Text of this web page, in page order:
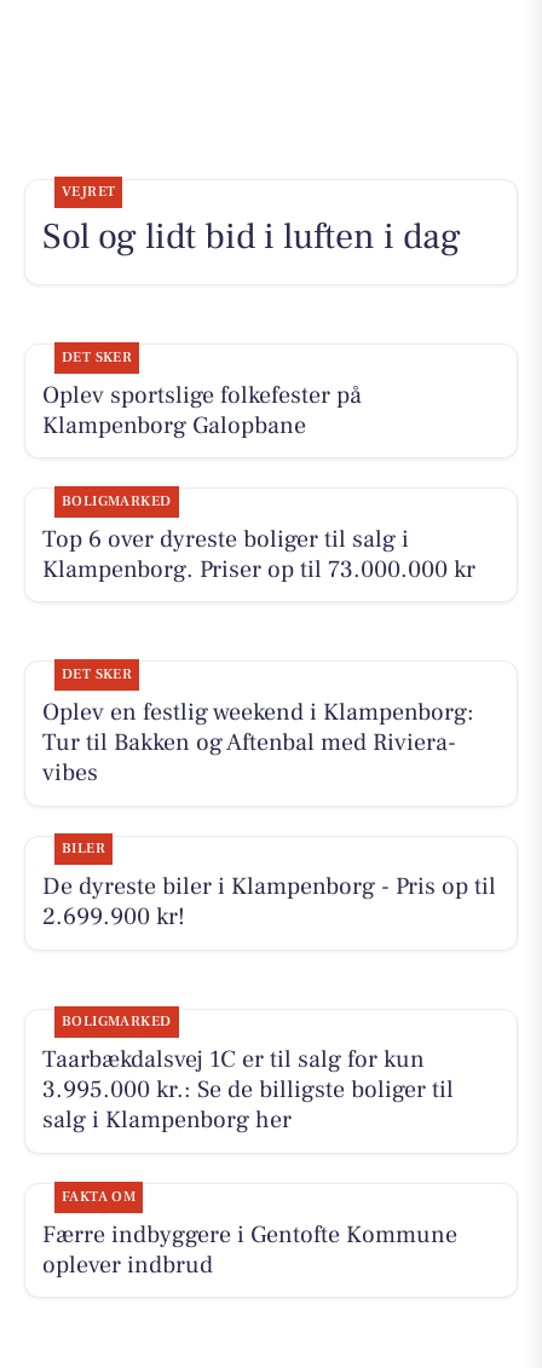
VEJRET
Sol og lidt bid i luften i dag
DET SKER
Oplev sportslige folkefester på
Klampenborg Galopbane
BOLIGMARKED
Top 6 over dyreste boliger til salg i
Klampenborg. Priser op til 73.000.000 kr
DET SKER
Oplev en festlig weekend i Klampenborg:
Tur til Bakken og Aftenbal med Riviera-
vibes
BILER
De dyreste biler i Klampenborg - Pris op til
2.699.900 kr!
BOLIGMARKED
Taarbækdalsvej 1C er til salg for kun
3.995.000 kr.: Se de billigste boliger til
salg i Klampenborg her
FAKTA OM
Færre indbyggere i Gentofte Kommune
oplever indbrud